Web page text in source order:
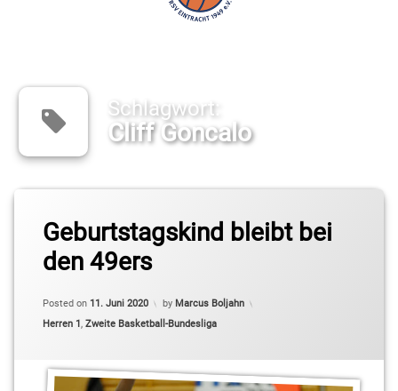
Schlagwort:
Cliff Goncalo
Geburtstagskind bleibt bei
den 49ers
Posted on 11. Juni 2020 by Marcus Boljahn
Categories:
Herren 1, Zweite Basketball-Bundesliga
Alex
Giese
Bundesliga
ProB
Goncalo